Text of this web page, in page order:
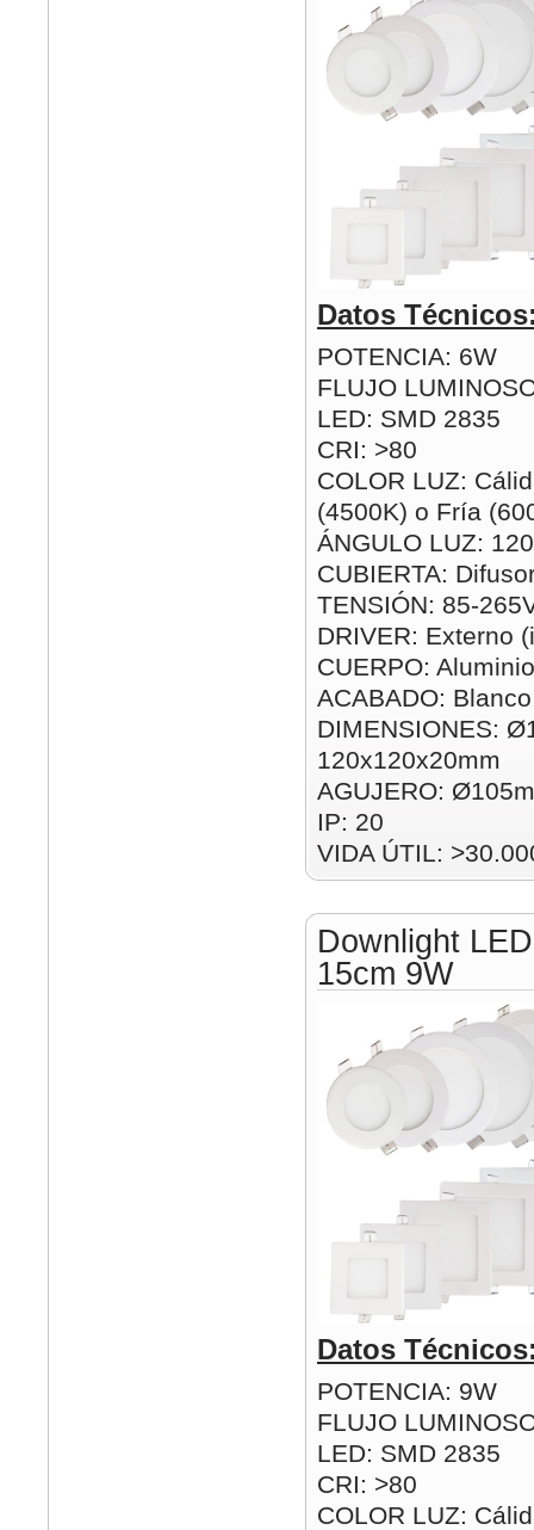
Datos
POTENCIA: 6W
FLUJO
LED: SMD 2835
CRI: >80
COLOR LUZ:
(4500K) o Fría
ÁNGULO LUZ:
CUBIERTA:
TENSIÓN: 85-
DRIVER: Externo
CUERPO: Aluminio
ACABADO: Blanco
DIMENSIONES:
120x120x20mm
AGUJERO:
IP: 20
VIDA ÚTIL:
Downlight
15cm 9W
Datos
POTENCIA: 9W
FLUJO
LED: SMD 2835
CRI: >80
COLOR LUZ: